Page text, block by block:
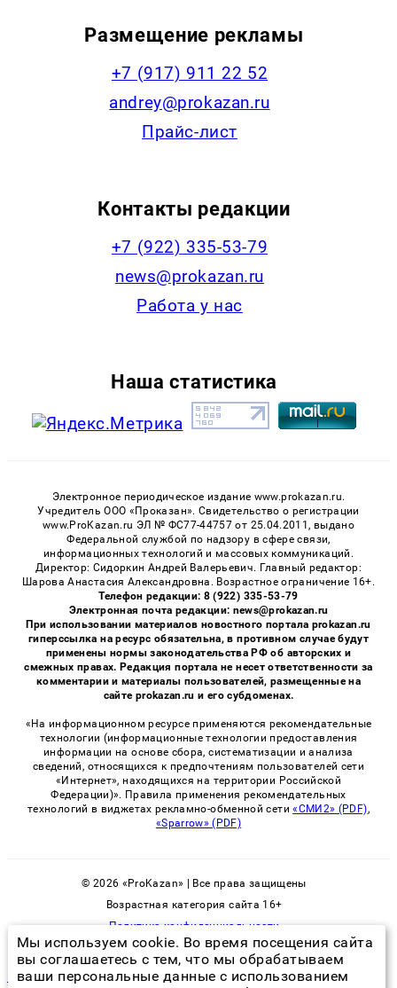
Размещение рекламы
+7 (917) 911 22 52
andrey@prokazan.ru
Прайс-лист
Контакты редакции
+7 (922) 335-53-79
news@prokazan.ru
Работа у нас
Наша статистика
Электронное периодическое издание www.prokazan.ru.
Учредитель ООО «Проказан». Cвидетельство о регистрации
www.ProKazan.ru ЭЛ № ФС77-44757 от 25.04.2011, выдано
Федеральной службой по надзору в сфере связи,
информационных технологий и массовых коммуникаций.
Директор: Сидоркин Андрей Валерьевич. Главный редактор:
Шарова Анастасия Александровна. Возрастное ограничение 16+.
Телефон редакции: 8 (922) 335-53-79
Электронная почта редакции: news@prokazan.ru
При использовании материалов новостного портала prokazan.ru
гиперссылка на ресурс обязательна, в противном случае будут
применены нормы законодательства РФ об авторских и
смежных правах. Редакция портала не несет ответственности за
комментарии и материалы пользователей, размещенные на
сайте prokazan.ru и его субдоменах.
«На информационном ресурсе применяются рекомендательные
технологии (информационные технологии предоставления
информации на основе сбора, систематизации и анализа
сведений, относящихся к предпочтениям пользователей сети
«Интернет», находящихся на территории Российской
Федерации)». Правила применения рекомендательных
технологий в виджетах рекламно-обменной сети«СМИ2» (PDF),
«Sparrow» (PDF)
© 2026 «ProKazan» | Все права защищены
Возрастная категория сайта 16+
Политика конфиденциальности
плесень в ванне
Мы используем cookie. Во время посещения сайта
вы соглашаетесь с тем, что мы обрабатываем
ваши персональные данные с использованием